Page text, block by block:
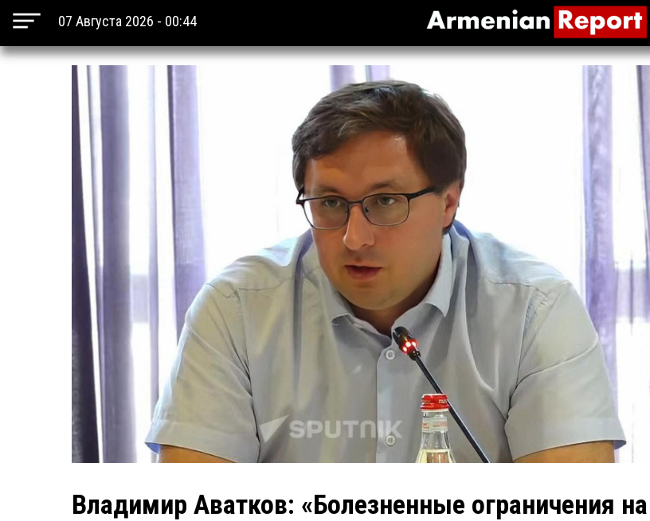
07 Августа 2026 - 00:44
Владимир Аватков: «Болезненные ограничения на